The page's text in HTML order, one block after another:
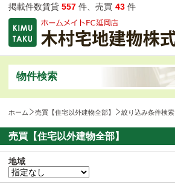
掲載件数賃貸 557 件、売買 43 件
物件検索
ホーム 売買【住宅以外建物全部】 絞り込み条件検索
売買【住宅以外建物全部】
地域